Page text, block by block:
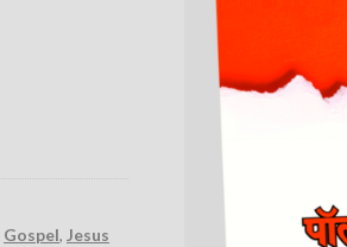
Gospel, Jesus